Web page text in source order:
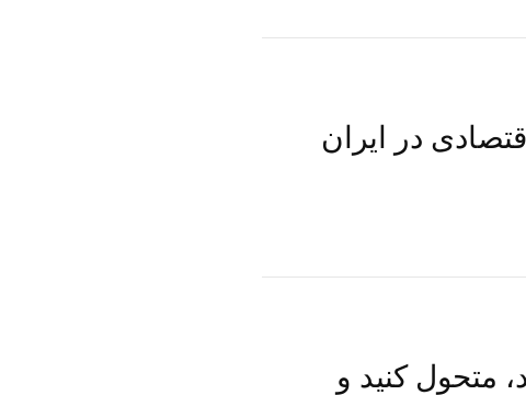
در ایران
متحول کنید و